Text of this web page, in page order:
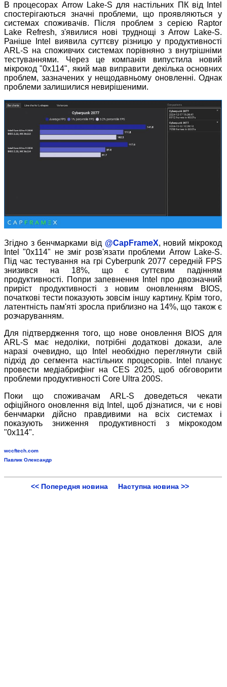
В процесорах Arrow Lake-S для настільних ПК від Intel
спостерігаються значні проблеми, що проявляються у
системах споживачів. Після проблем з серією Raptor
Lake Refresh, з'явилися нові труднощі з Arrow Lake-S.
Раніше Intel виявила суттєву різницю у продуктивності
ARL-S на споживчих системах порівняно з внутрішніми
тестуваннями. Через це компанія випустила новий
мікрокод "0x114", який мав виправити декілька основних
проблем, зазначених у нещодавньому оновленні. Однак
проблеми залишилися невирішеними.
Згідно з бенчмарками від @CapFrameX, новий мікрокод
Intel "0x114" не зміг розв'язати проблеми Arrow Lake-S.
Під час тестування на грі Cyberpunk 2077 середній FPS
знизився на 18%, що є суттєвим падінням
продуктивності. Попри запевнення Intel про двозначний
приріст продуктивності з новим оновленням BIOS,
початкові тести показують зовсім іншу картину. Крім того,
латентність пам'яті зросла приблизно на 14%, що також є
розчаруванням.
Для підтвердження того, що нове оновлення BIOS для
ARL-S має недоліки, потрібні додаткові докази, але
наразі очевидно, що Intel необхідно переглянути свій
підхід до сегмента настільних процесорів. Intel планує
провести медіабрифінг на CES 2025, щоб обговорити
проблеми продуктивності Core Ultra 200S.
Поки що споживачам ARL-S доведеться чекати
офіційного оновлення від Intel, щоб дізнатися, чи є нові
бенчмарки дійсно правдивими на всіх системах і
показують зниження продуктивності з мікрокодом
"0x114".
wccftech.com
Павлик Олександр
<< Попередня новина Наступна новина >>